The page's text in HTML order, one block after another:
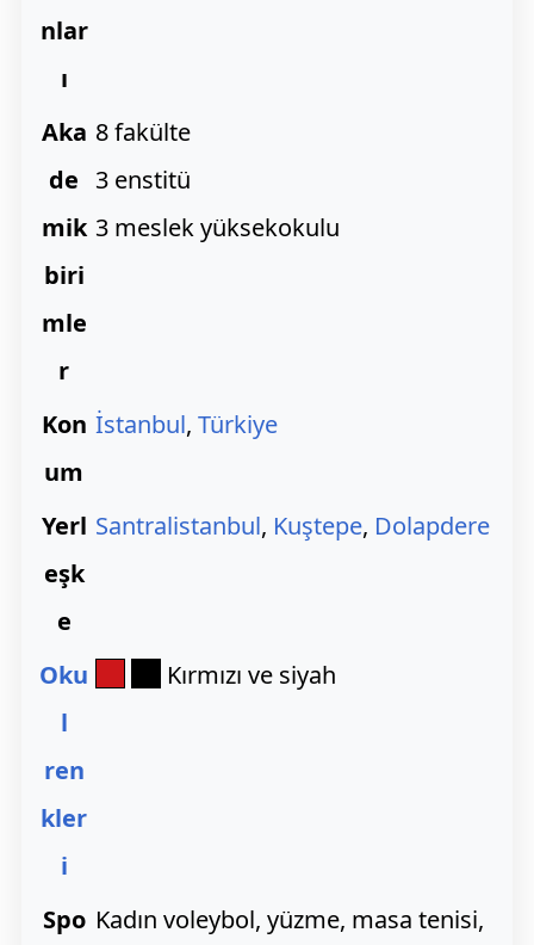
nlar
ı
Aka
de
mik
biri
mle
r
8 fakülte
3 enstitü
3 meslek yüksekokulu
Kon
um
İstanbul, Türkiye
Yerl
eşk
e
Santralistanbul, Kuştepe, Dolapdere
Oku
l
ren
kler
i
Kırmızı ve siyah
Spo Kadın voleybol, yüzme, masa tenisi,